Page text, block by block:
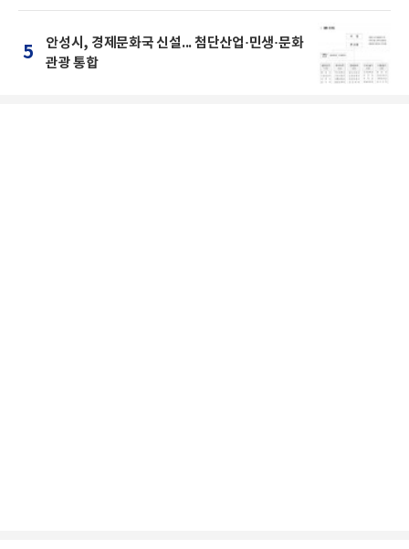
5
안성시, 경제문화국 신설... 첨단산업·민생·문화
관광 통합